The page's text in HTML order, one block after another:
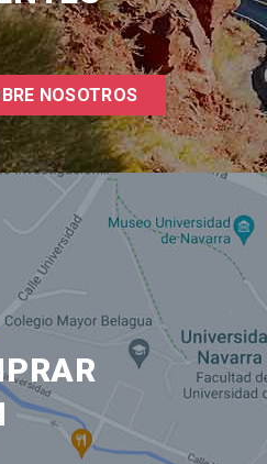
NOSOTROS